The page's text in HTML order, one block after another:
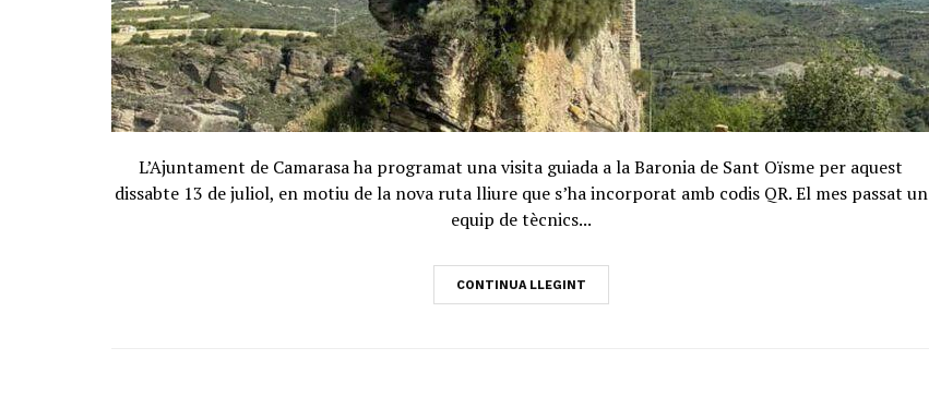
L’Ajuntament de Camarasa ha programat una visita guiada a la Baronia de Sant Oïsme per aquest
dissabte 13 de juliol, en motiu de la nova ruta lliure que s’ha incorporat amb codis QR. El mes passat un
equip de tècnics...
CONTINUA LLEGINT